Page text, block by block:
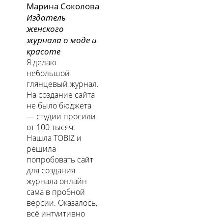
Марина Соколова
Издатель
женского
журнала о моде и
красоте
Я делаю
небольшой
глянцевый журнал.
На создание сайта
не было бюджета
— студии просили
от 100 тысяч.
Нашла TOBIZ и
решила
попробовать сайт
для создания
журнала онлайн
сама в пробной
версии. Оказалось,
всё интуитивно